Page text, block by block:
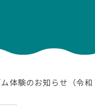
体験のお知らせ（令